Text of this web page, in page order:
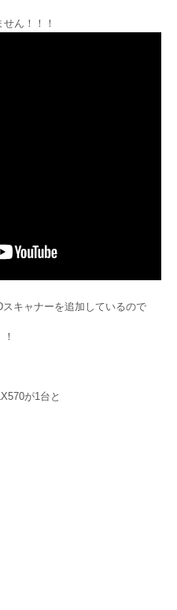
ん！！！
キャナーを追加しているので
が1台と